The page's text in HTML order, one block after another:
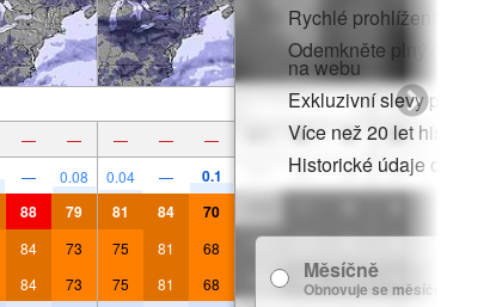
— — — — —
— 0.08 0.04 — 0.1
88 79 81 84 70
84 73 75 81 68
84 73 75 81 68
Rychlé prohlížení bez
Odemkněte plný
na webu
Exkluzivní slevy pro
Více než 20 let historie
Historické údaje o
Měsíčně
Obnovuje se měsíčně